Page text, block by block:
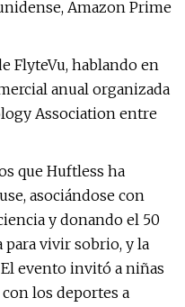
Amazon Prime
FlyteVu, hablando en
anual organizada
Association entre
que Huftless ha
asociándose con
y donando el 50
para vivir sobrio, y la
evento invitó a niñas
con los deportes a